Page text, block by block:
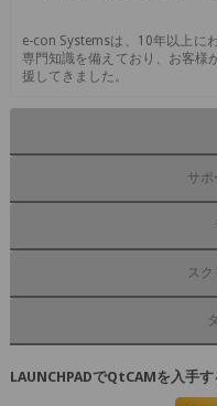
e-con Systemsは、10年以上に
専門知識を備えており、お客様
援してきました。
サポ
ス
LAUNCHPADでQtCAMを入手す